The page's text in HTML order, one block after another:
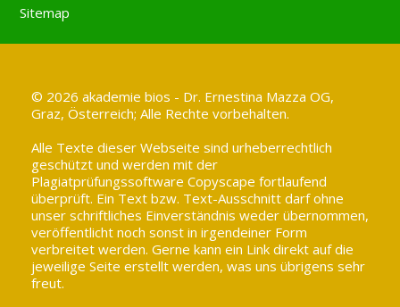
Sitemap
© 2026 akademie bios - Dr. Ernestina Mazza OG,
Graz, Österreich; Alle Rechte vorbehalten.
Alle Texte dieser Webseite sind urheberrechtlich
geschützt und werden mit der
Plagiatprüfungssoftware Copyscape fortlaufend
überprüft. Ein Text bzw. Text-Ausschnitt darf ohne
unser schriftliches Einverständnis weder übernommen,
veröffentlicht noch sonst in irgendeiner Form
verbreitet werden. Gerne kann ein Link direkt auf die
jeweilige Seite erstellt werden, was uns übrigens sehr
freut.